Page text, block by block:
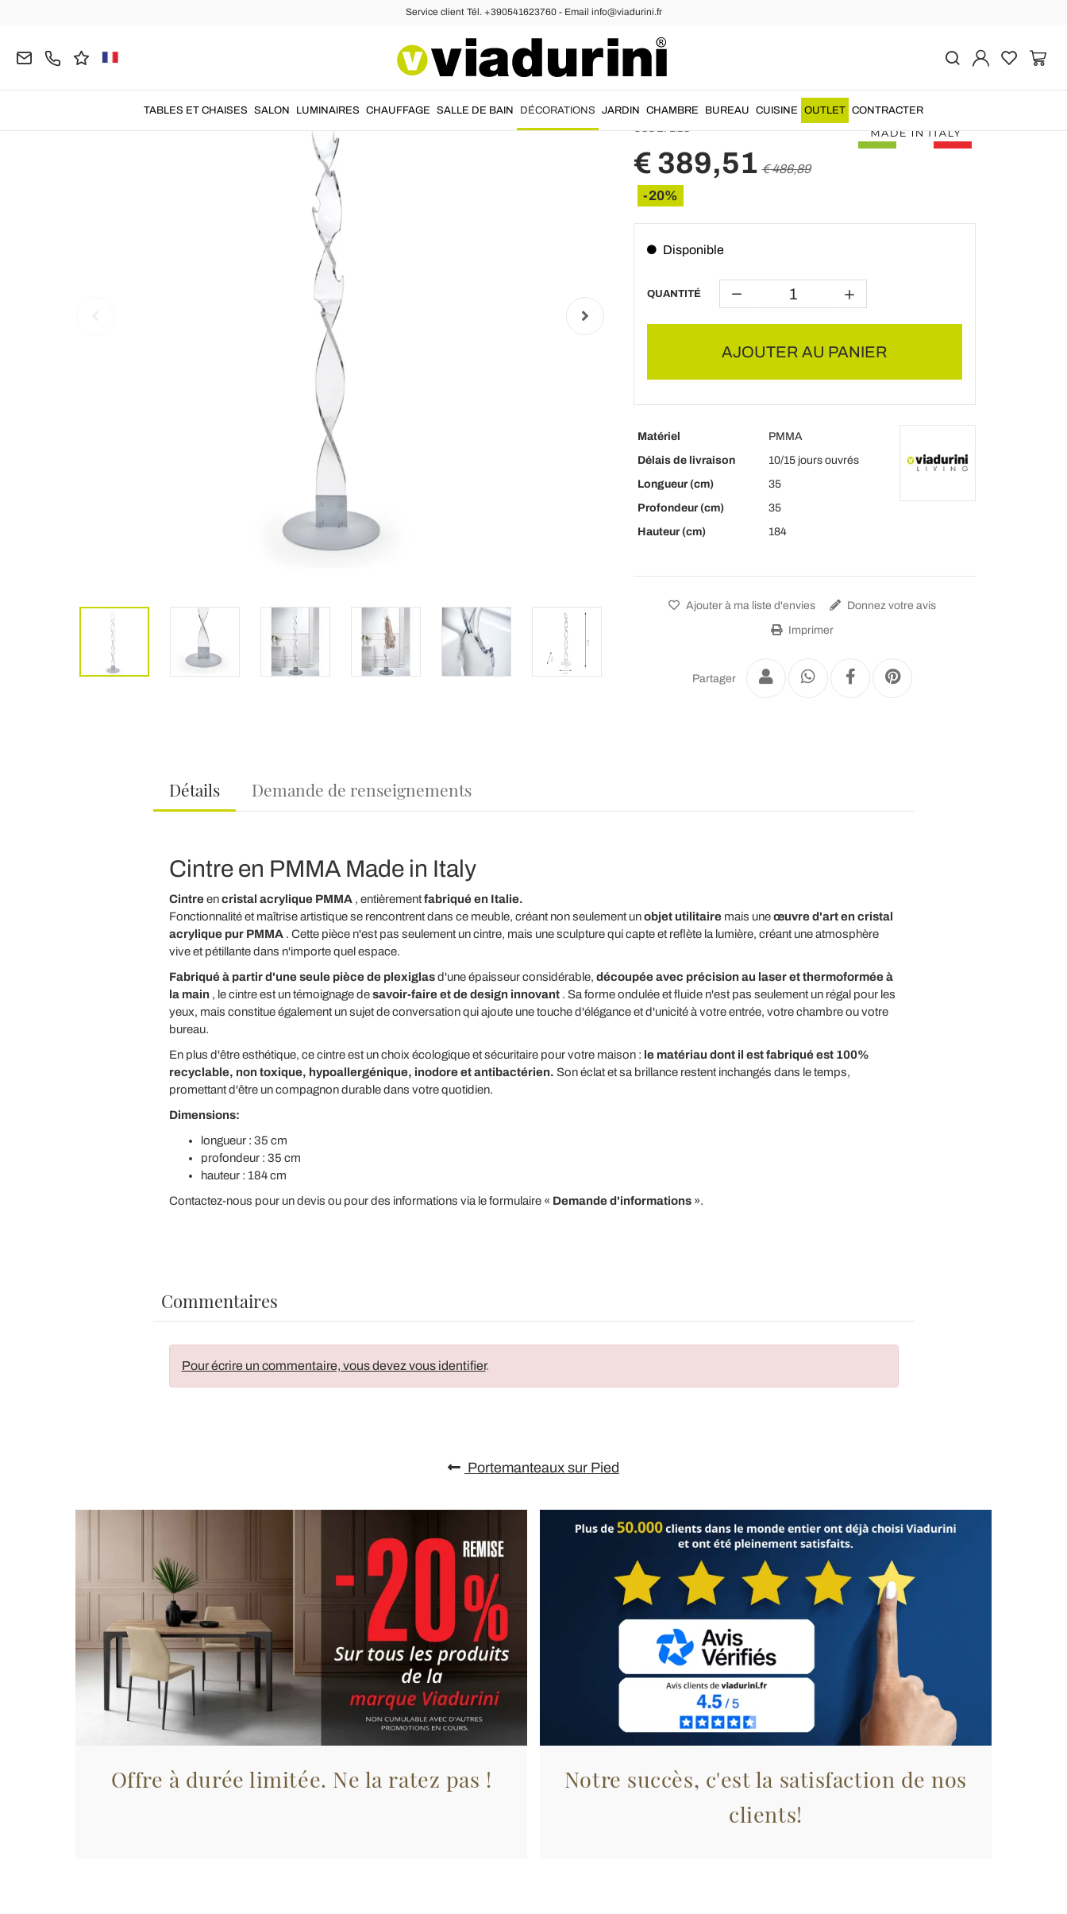
Service client Tél. +390541623760 - Email info@viadurini.fr
TABLES ET CHAISES SALON LUMINAIRES CHAUFFAGE SALLE DE BAIN DÉCORATIONS JARDIN CHAMBRE BUREAU CUISINE OUTLET CONTRACTER
Cintre en cristal acrylique pur
PMMA fabriqué en Italie - Lilo
CODE:LILO
€ 389,51 € 486,89
-20%
Disponible
QUANTITÉ
AJOUTER AU PANIER
Matériel
PMMA
Délais de livraison
10/15 jours ouvrés
Longueur (cm)
35
Profondeur (cm)
35
Hauteur (cm)
184
Ajouter à ma liste d'envies Donnez votre avis
Imprimer
Partager
Détails Demande de renseignements
Cintre en PMMA Made in Italy
Cintreencristal acrylique PMMA, entièrementfabriqué en Italie.
Fonctionnalité et maîtrise artistique se rencontrent dans ce meuble, créant non seulement unobjet utilitairemais uneœuvre d'art en cristal
acrylique pur PMMA. Cette pièce n'est pas seulement un cintre, mais une sculpture qui capte et reflète la lumière, créant une atmosphère
vive et pétillante dans n'importe quel espace.
Fabriqué à partir d'une seule pièce de plexiglasd'une épaisseur considérable, découpée avec précision au laser et thermoformée à
la main , le cintre est un témoignage desavoir-faire et de design innovant. Sa forme ondulée et fluide n'est pas seulement un régal pour les
yeux, mais constitue également un sujet de conversation qui ajoute une touche d'élégance et d'unicité à votre entrée, votre chambre ou votre
bureau.
En plus d'être esthétique, ce cintre est un choix écologique et sécuritaire pour votre maison : le matériau dont il est fabriqué est 100%
recyclable, non toxique, hypoallergénique, inodore et antibactérien. Son éclat et sa brillance restent inchangés dans le temps,
promettant d'être un compagnon durable dans votre quotidien.
Dimensions:
longueur : 35 cm
profondeur : 35 cm
hauteur : 184 cm
Contactez-nous pour un devis ou pour des informations via le formulaire « Demande d'informations».
Commentaires
Pour écrire un commentaire, vous devez vous identifier.
Portemanteaux sur Pied
Offre à durée limitée. Ne la ratez pas !
Notre succès, c'est la satisfaction de nos
clients!